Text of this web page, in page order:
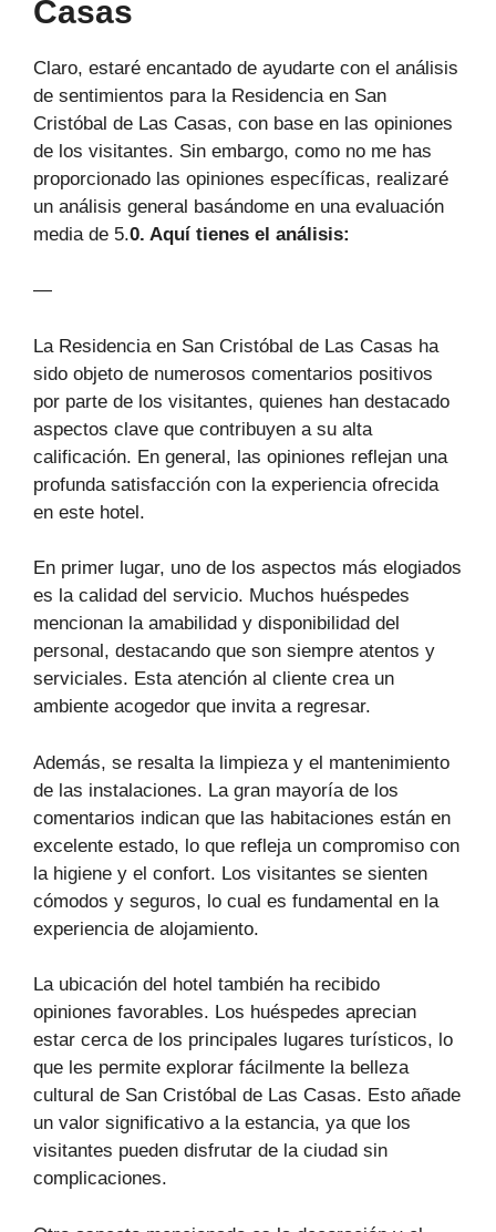
Casas
Claro, estaré encantado de ayudarte con el análisis
de sentimientos para la Residencia en San
Cristóbal de Las Casas, con base en las opiniones
de los visitantes. Sin embargo, como no me has
proporcionado las opiniones específicas, realizaré
un análisis general basándome en una evaluación
media de 5.0. Aquí tienes el análisis:
—
La Residencia en San Cristóbal de Las Casas ha
sido objeto de numerosos comentarios positivos
por parte de los visitantes, quienes han destacado
aspectos clave que contribuyen a su alta
calificación. En general, las opiniones reflejan una
profunda satisfacción con la experiencia ofrecida
en este hotel.
En primer lugar, uno de los aspectos más elogiados
es la calidad del servicio. Muchos huéspedes
mencionan la amabilidad y disponibilidad del
personal, destacando que son siempre atentos y
serviciales. Esta atención al cliente crea un
ambiente acogedor que invita a regresar.
Además, se resalta la limpieza y el mantenimiento
de las instalaciones. La gran mayoría de los
comentarios indican que las habitaciones están en
excelente estado, lo que refleja un compromiso con
la higiene y el confort. Los visitantes se sienten
cómodos y seguros, lo cual es fundamental en la
experiencia de alojamiento.
La ubicación del hotel también ha recibido
opiniones favorables. Los huéspedes aprecian
estar cerca de los principales lugares turísticos, lo
que les permite explorar fácilmente la belleza
cultural de San Cristóbal de Las Casas. Esto añade
un valor significativo a la estancia, ya que los
visitantes pueden disfrutar de la ciudad sin
complicaciones.